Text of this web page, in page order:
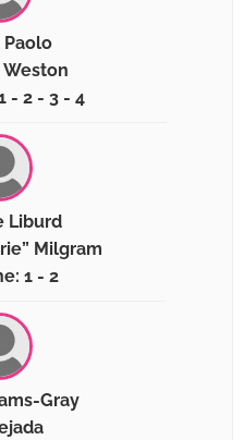
Paolo
Weston
- 2 - 3 - 4
Liburd
Milgram
1 - 2
Gray